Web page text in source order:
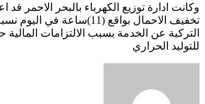
وكانت ادارة توزيع الكهرباء بالبحر الاحمر قد
تخفيف الاحمال بواقع (11)ساعة
التركية عن الخدمة بسبب الالتزامات
للتوليد الحراري